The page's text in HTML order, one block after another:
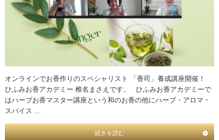
オンラインでお香作りのスペシャリスト 「香司」養成講座開催！
ひふみお香アカデミー 椎名まさえです。 ひふみお香アカデミーで
はハーブお香マスター講座という和のお香の他にハーブ・アロマ・
スパイス …
続きを読む